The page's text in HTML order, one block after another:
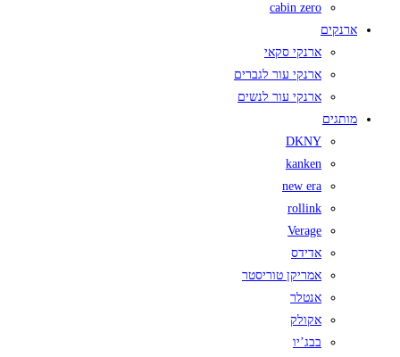
cabin zero
ארנקים
ארנקי סקאי
ארנקי עור לגברים
ארנקי עור לנשים
מותגים
DKNY
kanken
new era
rollink
Verage
אדידס
אמריקן טוריסטר
אנטלר
אקולק
בבג’יו